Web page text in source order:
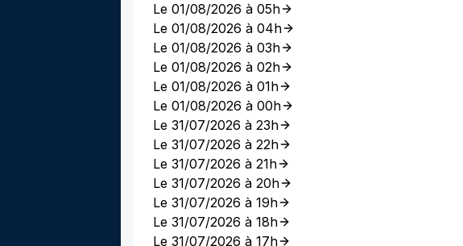
Le 01/08/2026 à 05h
Le 01/08/2026 à 04h
Le 01/08/2026 à 03h
Le 01/08/2026 à 02h
Le 01/08/2026 à 01h
Le 01/08/2026 à 00h
Le 31/07/2026 à 23h
Le 31/07/2026 à 22h
Le 31/07/2026 à 21h
Le 31/07/2026 à 20h
Le 31/07/2026 à 19h
Le 31/07/2026 à 18h
Le 31/07/2026 à 17h